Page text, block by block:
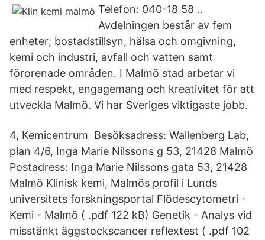
Telefon: 040-18 58 ..
Avdelningen består av fem
enheter; bostadstillsyn, hälsa och omgivning,
kemi och industri, avfall och vatten samt
förorenade områden. I Malmö stad arbetar vi
med respekt, engagemang och kreativitet för att
utveckla Malmö. Vi har Sveriges viktigaste jobb.
4, Kemicentrum Besöksadress: Wallenberg Lab,
plan 4/6, Inga Marie Nilssons g 53, 21428 Malmö
Postadress: Inga Marie Nilssons gata 53, 21428
Malmö Klinisk kemi, Malmös profil i Lunds
universitets forskningsportal Flödescytometri -
Kemi - Malmö ( .pdf 122 kB) Genetik - Analys vid
misstänkt äggstockscancer reflextest ( .pdf 102